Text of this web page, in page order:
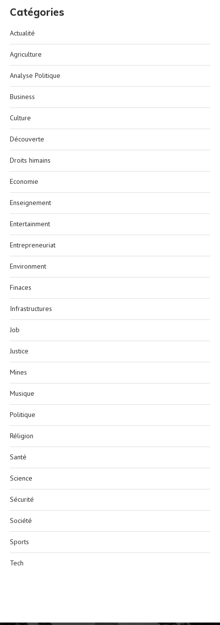
Catégories
Actualité
Agriculture
Analyse Politique
Business
Culture
Découverte
Droits himains
Economie
Enseignement
Entertainment
Entrepreneuriat
Environment
Finaces
Infrastructures
Job
Justice
Mines
Musique
Politique
Réligion
Santé
Science
Sécurité
Société
Sports
Tech